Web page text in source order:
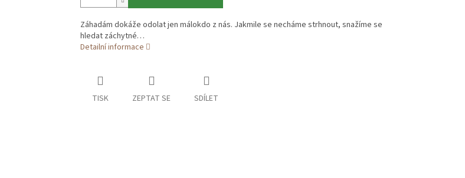
Záhadám dokáže odolat jen málokdo z nás. Jakmile se necháme strhnout, snažíme se
hledat záchytné…
Detailní informace
TISK ZEPTAT SE SDÍLET